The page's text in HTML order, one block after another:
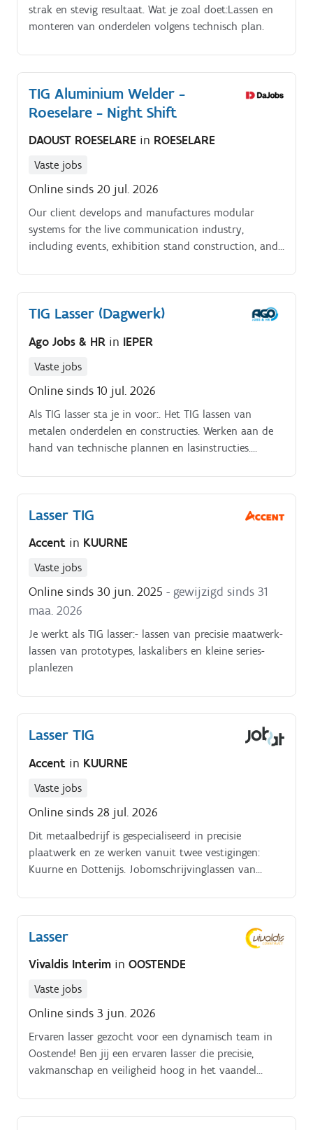
strak en stevig resultaat. Wat je zoal doet:Lassen en
monteren van onderdelen volgens technisch plan.
TIG Aluminium Welder -
Roeselare - Night Shift
DAOUST ROESELARE in ROESELARE
Vaste jobs
Online sinds 20 jul. 2026
Our client develops and manufactures modular
systems for the live communication industry,
including events, exhibition stand construction, and
TIG Lasser (Dagwerk)
Ago Jobs & HR in IEPER
Vaste jobs
Online sinds 10 jul. 2026
Als TIG lasser sta je in voor:. Het TIG lassen van
metalen onderdelen en constructies. Werken aan de
hand van technische plannen en lasinstructies.
lasstukken.
Lasser TIG
Accent in KUURNE
Vaste jobs
Online sinds 30 jun. 2025 - gewijzigd sinds 31
maa. 2026
Je werkt als TIG lasser:- lassen van precisie maatwerk-
lassen van prototypes, laskalibers en kleine series-
planlezen
Lasser TIG
Accent in KUURNE
Vaste jobs
Online sinds 28 jul. 2026
Dit metaalbedrijf is gespecialiseerd in precisie
plaatwerk en ze werken vanuit twee vestigingen:
Kuurne en Dottenijs. Jobomschrijvinglassen van
en kleine seriesplanlezen
Lasser
Vivaldis Interim in OOSTENDE
Vaste jobs
Online sinds 3 jun. 2026
Ervaren lasser gezocht voor een dynamisch team in
Oostende! Ben jij een ervaren lasser die precisie,
vakmanschap en veiligheid hoog in het vaandel